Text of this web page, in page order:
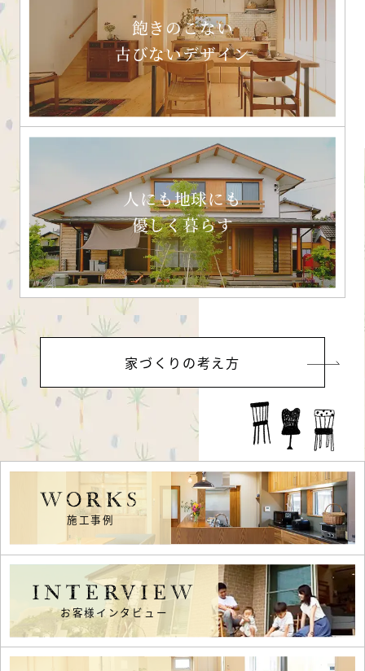
飽きのこない
古びないデザイン
人にも地球にも
優しく暮らす
家づくりの考え方
WORKS
施工事例
INTERVIEW
お客様インタビュー